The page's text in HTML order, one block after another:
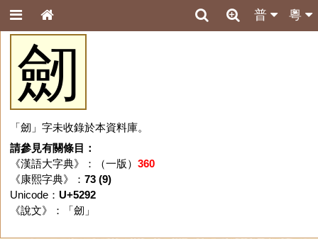
粵
普
劒
「劒」字未收錄於本資料庫。
請參見有關條目：
《漢語大字典》：（一版） 360
《康熙字典》： 73 (9)
Unicode： U+5292
《說文》：「 劒 」